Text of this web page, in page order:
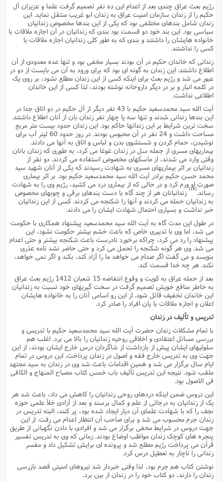
رژیم بعث عراق چندى بعد از اعدام این ده نفر تصمیم گرفت علما و عزیزان آل
حکیم را از زندان سازمان امنیت عراق به زندان ابو غریب منتقل نماید. این
زندان شامل بندهاى مختلفى بود که یکى از این بندها مخصوص زندانیان
سیاسى بود. این بند خود دو قسمت بود بندى که زندانیان در آن اجازه ملاقات با
خانواده هایشان را داشتند و بندى که به طور کلى زندانیان اجازه ملاقات با
کسى را نداشتند.
زندانى که خاندان حکیم در آن بودند بسیار مخفى بود و تنها عده معدودى از آن
اطلاع داشتند. این زندان به گونه اى بود که براى ورود به آن مى بایست از دو در
عبور مى شد و رژیم بعث براى اینکه کسى از این زندان مطلع نشود، بر روى یک
در کلمه انبار و بر در دیگر داروخانه نوشته بودند، لذا کسى از این خاندان
اطلاعى نداشت.
آیت الله سید محمدسعید حکیم با 43 نفر دیگر از آل حکیم در دو اتاق جدا در
این بندها زندانى شدند و تنها سه یا چهار نفر زندان بان از آنان اطلاع داشتند.
سخت ترین شرایط بر این زندانها حاکم بود. این زندان حدود بیست متر مربع
مساحت داشت و 24 نفر در آن محبوس بودند. در روز حدود 60 لیتر آب براى
نوشیدن، حمام کردن و شستشوى بدن و لباس و اتاق به آنها مى دادند.
بیماریهاى مسرى از جمله سل در زندان غوغا مى کرد، به طورى که زندان بانان
وقتى وارد مى شدند، از ماسکهاى مخصوص استفاده مى کردند. دو نفر از
زندانیان بر اثر بیماریهاى مسرى به شهادت رسیدند که یکى از آنان شهید سید
محمد حسن حکیم برادر آیت الله سید محمدسعید حکیم بود. بر اثر بیمارى
صورت او ورم کرد و در حالى که از بیمارى درد مى کشید، رژیم وى را به شهادت
رساند.
زندانبانان هر از چند گاه با دست بندهاى برقى و چوبهاى مخصوص
به زندانیان حمله مى کردند و آنها را شکنجه مى کردند. کسى از این زندانیان
خبر نداشت و بسیارى احتمال شهادت ایشان را مى دادند.
در طول این مدت گاه به آیت الله سید محمدسعید پیشنهاد همکارى با حکومت
مى شد، اما وى با تدبیرى خاص که باعث خشم بیشتر حکومت نشود، این
پیشنهاد را رد مى کرد، چراکه برخورد نادرست باعث شکنجه بیشتر و حتى اعدام
مى شد. وى هر گونه شکنجه را تحمل مى کرد و حتى حاضر نشد نامه عذرى
بنویسد و مى گفت اگر صدام مى خواهد ما را آزاد کند، بکند و اگر نمى خواهد،
نکند. هر چه خدا قسمت کند.
بعد از حمله عراق به کویت و وقوع انتفاضه 15 شعبان 1412 رژیم بعث عراق
به خاطر منافع خویش تصمیم گرفت در سخت گیریهاى خود نسبت به زندانیان
این خاندان تخفیف قائل شود. از این رو اسامى آنان را به خانواده هایشان
اعلان و اجازه ملاقات با یان افراد را صادر کرد.
تدریس و تألیف در زندان
با تمام مشکلات زندان حضرت آیت الله سید محمدسعید حکیم با تدریس و
بررسى مسائل اعتقادى و اخلاقى روحیه زندانیان را بالا مى برد. اغلب هم
سلولیهاى ایشان پیش از بازداشت از شاگردان درس خارج ایشان بودند، از این
جهت وى به تدریس خارج فقه و اصول در زندان پرداخت. این دروس در تمام
ایام سال برگزار مى شد و همین اقدامات باعث شد وى در زندان به سید مجتهد
ملقب شود. نتیجه این تدریس تألیف باب خمس کتاب مصباح المنهاج و الکافى
فى الاصول بود.
این دروس ضمن اینکه دردهاى روحى زندانیان را کاهش مى داد، باعث شد هر
یک از زندانیان به درجاتى از علم و کمال برسند و بعد از آزادى خلأ علمى حوزه
نجف را که با شهادت علماى آن دیار ایجاد شده بود، پر کنند، البته تدریس در
زندان جرم محسوب مى شد و براى صاحب آن انتظار اعدام مى رفت. از این
جهت دروس در شرایط مخفى برگزار مى شد و افرادى با دادن نگهبانى از طریق
پنجره هاى کوچک زندان مواظب اوضاع بودند. زمانى که وى به تدریس تفسیر
قرآن مى پرداخت رژیم مطلع شد و پرونده اى برایش تشکیل داد و مفسر
زندانى را ناچار به تعطیل درس کرد.
نوشتن کتاب هم جرم بود، لذا وقتى خبردار شد نیروهاى امنیتى قصد بازرسى
زندان را دارند، دو کتاب خود را در زندان از بین برد.